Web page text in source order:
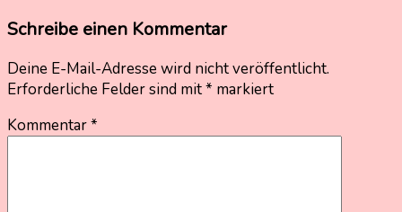
Schreibe einen Kommentar
Deine E-Mail-Adresse wird nicht veröffentlicht.
Erforderliche Felder sind mit* markiert
Kommentar*